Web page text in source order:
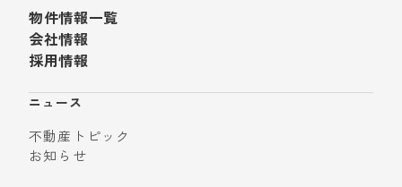
物件情報一覧
会社情報
採用情報
ニュース
不動産トピック
お知らせ